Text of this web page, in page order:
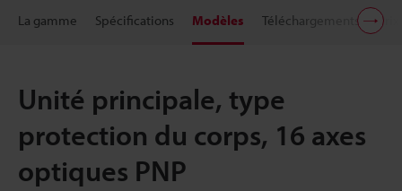
La gamme Spécifications Modèles Téléchargements Prix
Unité principale, type
protection du corps, 16 axes
optiques PNP